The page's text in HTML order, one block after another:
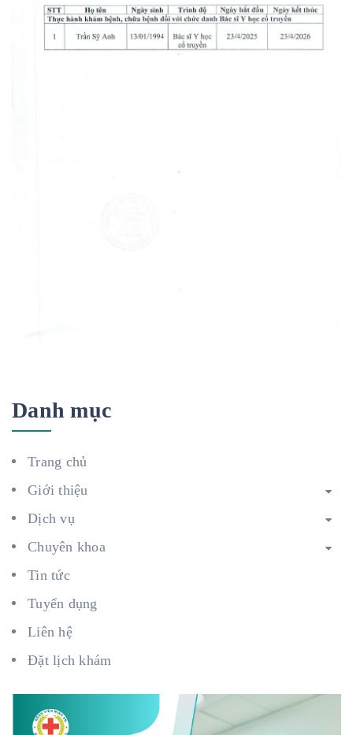
Danh mục
Trang chủ
Giới thiệu
Dịch vụ
Chuyên khoa
Tin tức
Tuyển dụng
Liên hệ
Đặt lịch khám